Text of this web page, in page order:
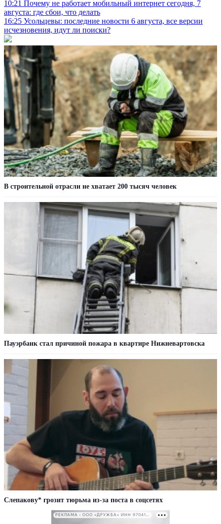
10:21 Почему не работает мобильный интернет сегодня, 7
августа: где сбои, что делать
16:25 Усольцевы: последние новости 6 августа, все версии
исчезновения, идут ли поиски?
В строительной отрасли не хватает 200 тысяч человек
Пауэрбанк стал причиной пожара в квартире Нижневартовска
Слепакову* грозит тюрьма из-за поста в соцсетях
РЕКЛАМА • ООО «ДРУЖБА» ИНН 9704146411